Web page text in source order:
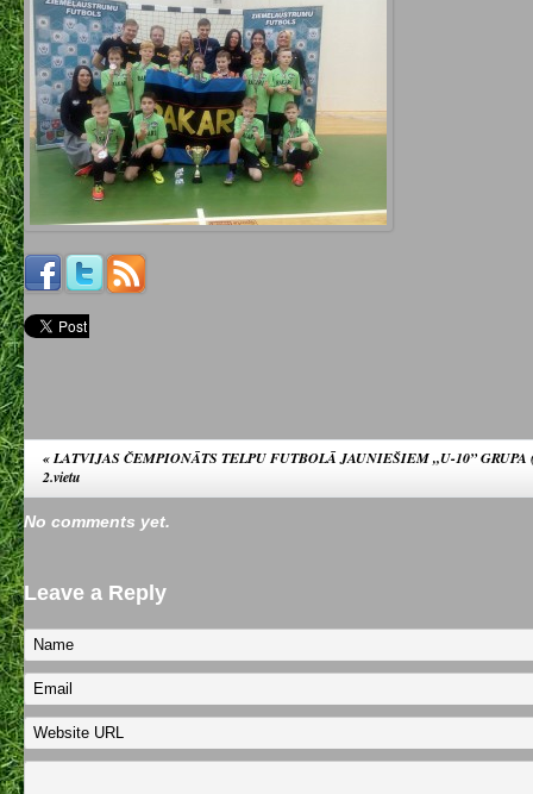
«LATVIJAS ČEMPIONĀTS TELPU FUTBOLĀ JAUNIEŠIEM „U-10” GRUPA
2.vietu
No comments yet.
Leave a Reply